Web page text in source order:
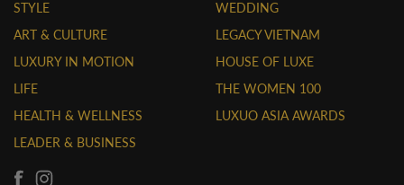
STYLE
ART & CULTURE
LUXURY IN MOTION
LIFE
HEALTH & WELLNESS
LEADER & BUSINESS
WEDDING
LEGACY VIETNAM
HOUSE OF LUXE
THE WOMEN 100
LUXUO ASIA AWARDS